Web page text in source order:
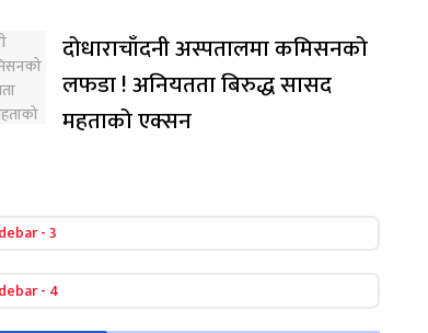
दोधाराचाँदनी अस्पतालमा कमिसनको
लफडा ! अनियतता बिरुद्ध सासद
महताको एक्सन